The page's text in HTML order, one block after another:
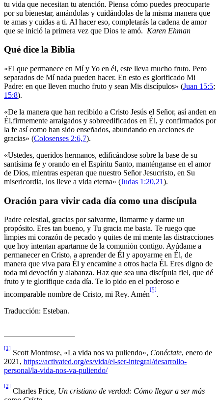
tu vida que necesitan tu atención. Piensa cómo puedes preocuparte
por su bienestar, amándolas y cuidándolas de la misma manera que
te amas y cuidas a ti. Al hacer eso, completarás la cadena de amor
que se inició la primera vez que Dios te amó. Karen Ehman
Qué dice la Biblia
«El que permanece en Mí y Yo en él, este lleva mucho fruto. Pero
separados de Mí nada pueden hacer. En esto es glorificado Mi
Padre: en que lleven mucho fruto y sean Mis discípulos» (Juan 15:5;
15:8).
«De la manera que han recibido a Cristo Jesús el Señor, así anden en
Él,firmemente arraigados y sobreedificados en Él, y confirmados por
la fe así como han sido enseñados, abundando en acciones de
gracias» (Colosenses 2:6,7).
«Ustedes, queridos hermanos, edificándose sobre la base de su
santísima fe y orando en el Espíritu Santo, manténganse en el amor
de Dios, mientras esperan que nuestro Señor Jesucristo, en Su
misericordia, los lleve a vida eterna» (Judas 1:20,21).
Oración para vivir cada día como una discípula
Padre celestial, gracias por salvarme, llamarme y darme un
propósito. Eres tan bueno, y Tu gracia me basta. Te ruego que
limpies mi corazón de pecado y quites de mi mente las distracciones
que hoy intentan apartarme de la comunión contigo. Ayúdame a
permanecer en Cristo, a aprender de Él y apoyarme en Él, de
manera que viva para Él y encamine a otros hacia Él. Eres digno de
toda mi devoción y alabanza. Haz que sea una discípula fiel, que dé
fruto y te glorifique cada día. Te lo pido en el poderoso e
incomparable nombre de Cristo, mi Rey. Amén
[5]
.
Traducción: Esteban.
[1]
Scott Montrose, «La vida nos va puliendo», Conéctate, enero de
2021, https://activated.org/es/vida/el-ser-integral/desarrollo-
personal/la-vida-nos-va-puliendo/
[2]
Charles Price, Un cristiano de verdad: Cómo llegar a ser más